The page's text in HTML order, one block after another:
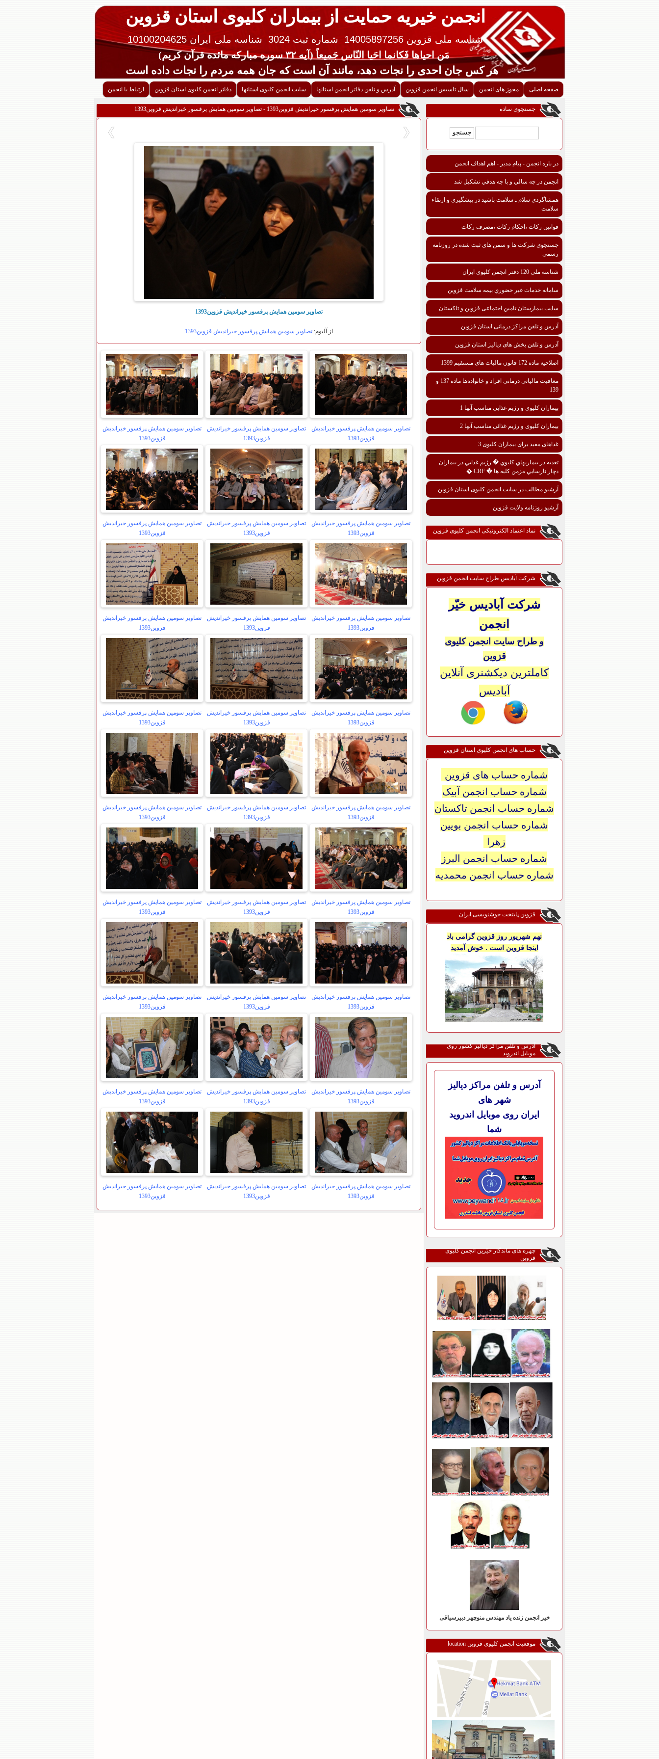
انجمن خیریه حمایت از بیماران کلیوی استان قزوین
شناسه ملی قزوین 14005897256 شماره ثبت 3024
شناسه ملی ایران 10100204625
مَن احیاها فَکانما احَیا النّاس جَمیعاً (آیه ۳۲ سوره مبارکه مائده قرآن کریم)
هر کس جان احدی را نجات دهد، مانند آن است که جان همه مردم را نجات داده است
صفحه اصلی مجوز های انجمن سال تاسیس انجمن قزوین آدرس و تلفن دفاتر انجمن استانها سایت انجمن کلیوی استانها دفاتر انجمن کلیوی استان قزوین ارتباط با انجمن
جستجوی ساده
در باره انجمن - پیام مدیر - اهم اهداف انجمن
انجمن در چه سالي و با چه هدفي تشكيل شد
همشاگردی سلام ـ سلامت باشید در پیشگیری و ارتقاء
سلامت
قوانین زکات ،احکام زکات ،مصرف زکات
جستجوی شرکت ها و سمن های ثبت شده در روزنامه
رسمی
شناسه ملی 120 دفتر انجمن کلیوی ایران
سامانه خدمات غیر حضوري بیمه سلامت قزوین
سایت بیمارستان تامین اجتماعی قزوین و تاکستان
آدرس و تلفن مراکز درمانی استان قزوین
آدرس و تلفن بخش های دیالیز استان قزوین
اصلاحیه ماده 172 قانون مالیات های مستقیم 1399
معافیت مالیاتی درمانی افراد و خانواده‌ها ماده 137 و
139
بیماران کلیوی و رژیم غذایی مناسب آنها 1
بیماران کلیوی و رژیم غذائی مناسب آنها 2
غذاهای مفید برای بیماران کلیوی 3
تغذيه در بيماريهاي کليوي � رژيم غذايي در بيماران
دچار نارسايي مزمن کليه ها � CRF �
آرشیو مطالب در سایت انجمن کلیوی استان قزوین
آرشیو روزنامه ولایت قزوین
نماد اعتماد الکترونیکی انجمن کلیوی قزوین
شرکت آبادیس طراح سایت انجمن قزوین
شرکت آبادیس خیّر
انجمن
و طراح سایت انجمن کلیوی
قزوین
کاملترین دیکشنری آنلاین
آبادیس
حساب های انجمن کلیوی استان قزوین
شماره حساب های قزوین
شماره حساب انجمن آبیک
شماره حساب انجمن تاکستان
شماره حساب انجمن بویین
زهرا
شماره حساب انجمن البرز
شماره حساب انجمن محمدیه
قزوین پایتخت خوشنویسی ایران
نهم شهریور روز قزوین گرامی باد
اینجا قزوین است . خوش آمدید
آدرس و تلفن مراکز دیالیز کشور روی
موبایل اندروید
آدرس و تلفن مراکز دیالیز
شهر های
ایران روی موبایل اندروید
شما
چهره های ماندگار خیّرین انجمن کلیوی
قزوین
خیر انجمن زنده یاد مهندس منوچهر دبیرسیاقی
موقعیت انجمن کلیوی قزوین location
تصاویر سومین همایش پرفسور خیراندیش قزوین1393 - تصاویر سومین همایش پرفسور خیراندیش قزوین1393
تصاویر سومین همایش پرفسور خیراندیش قزوین1393
از آلبوم: تصاویر سومین همایش پرفسور خیراندیش قزوین1393
تصاویر سومین همایش پرفسور خیراندیش
قزوین1393
تصاویر سومین همایش پرفسور خیراندیش
قزوین1393
تصاویر سومین همایش پرفسور خیراندیش
قزوین1393
تصاویر سومین همایش پرفسور خیراندیش
قزوین1393
تصاویر سومین همایش پرفسور خیراندیش
قزوین1393
تصاویر سومین همایش پرفسور خیراندیش
قزوین1393
تصاویر سومین همایش پرفسور خیراندیش
قزوین1393
تصاویر سومین همایش پرفسور خیراندیش
قزوین1393
تصاویر سومین همایش پرفسور خیراندیش
قزوین1393
تصاویر سومین همایش پرفسور خیراندیش
قزوین1393
تصاویر سومین همایش پرفسور خیراندیش
قزوین1393
تصاویر سومین همایش پرفسور خیراندیش
قزوین1393
تصاویر سومین همایش پرفسور خیراندیش
قزوین1393
تصاویر سومین همایش پرفسور خیراندیش
قزوین1393
تصاویر سومین همایش پرفسور خیراندیش
قزوین1393
تصاویر سومین همایش پرفسور خیراندیش
قزوین1393
تصاویر سومین همایش پرفسور خیراندیش
قزوین1393
تصاویر سومین همایش پرفسور خیراندیش
قزوین1393
تصاویر سومین همایش پرفسور خیراندیش
قزوین1393
تصاویر سومین همایش پرفسور خیراندیش
قزوین1393
تصاویر سومین همایش پرفسور خیراندیش
قزوین1393
تصاویر سومین همایش پرفسور خیراندیش
قزوین1393
تصاویر سومین همایش پرفسور خیراندیش
قزوین1393
تصاویر سومین همایش پرفسور خیراندیش
قزوین1393
تصاویر سومین همایش پرفسور خیراندیش
قزوین1393
تصاویر سومین همایش پرفسور خیراندیش
قزوین1393
تصاویر سومین همایش پرفسور خیراندیش
قزوین1393